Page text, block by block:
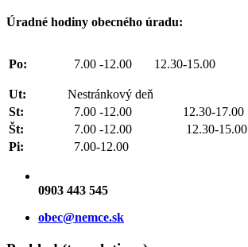
Úradné hodiny obecného úradu:
Po: 7.00 -12.00 12.30-15.00
Ut:
Nestránkový deň
St:
7.00 -12.00 12.30-17.00
Št:
7.00 -12.00 12.30-15.00
Pi:
7.00-12.00
0903 443 545
obec@nemce.sk